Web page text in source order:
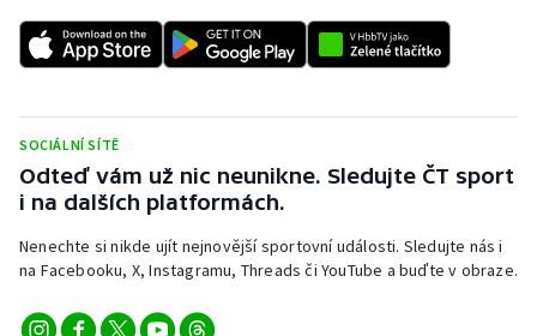
Sportovní střelba
Stolní tenis
Triatlon
Veslování
SOCIÁLNÍ SÍTĚ
Odteď vám už nic neunikne. Sledujte ČT sport
i na dalších platformách.
Nenechte si nikde ujít nejnovější sportovní události. Sledujte nás i
na Facebooku, X, Instagramu, Threads či YouTube a buďte v obraze.